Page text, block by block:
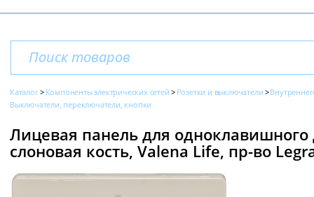
Каталог Компоненты электрических сетей Розетки и выключатели
Выключатели, переключатели, кнопки
Лицевая панель для
слоновая кость, Valena Life, пр-во